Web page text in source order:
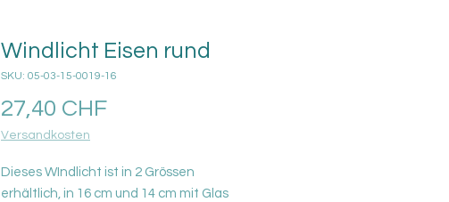
Windlicht Eisen rund
SKU: 05-03-15-0019-16
27,40 CHFPrezzo
Versandkosten
Dieses WIndlicht ist in 2 Grössen
erhältlich, in 16 cm und 14 cm mit Glas